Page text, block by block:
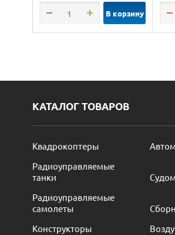
В корзину
КАТАЛОГ ТОВАРОВ
Квадрокоптеры
Радиоуправляемые
танки
Радиоуправляемые
самолеты
Конструкторы